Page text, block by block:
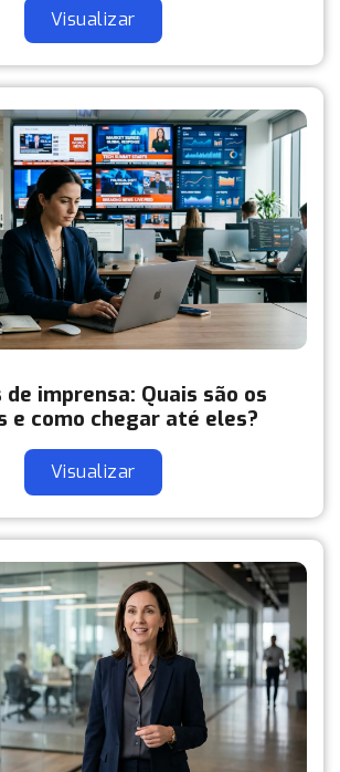
Visualizar
de imprensa: Quais são os
e como chegar até eles?
Visualizar